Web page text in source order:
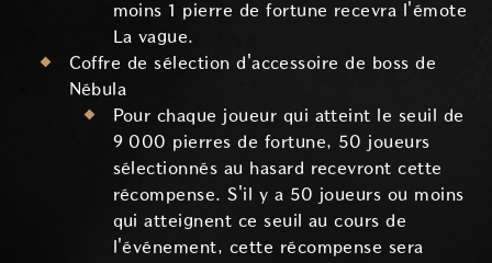
moins 1 pierre de fortune recevra l'émote
La vague.
Coffre de sélection d'accessoire de boss de
Nébula
Pour chaque joueur qui atteint le seuil de
9 000 pierres de fortune, 50 joueurs
sélectionnés au hasard recevront cette
récompense. S'il y a 50 joueurs ou moins
qui atteignent ce seuil au cours de
l'événement, cette récompense sera